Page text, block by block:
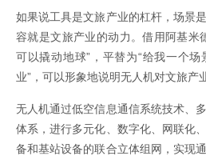
如果说工具是文旅产业的杠杆，场景
容就是文旅产业的动力。借用阿基米
可以撬动地球”，平替为“给我一个
业”，可以形象地说明无人机对文旅产
无人机通过低空信息通信系统技术、
体系，进行多元化、数字化、网联化
备和基站设备的联合立体组网，实现